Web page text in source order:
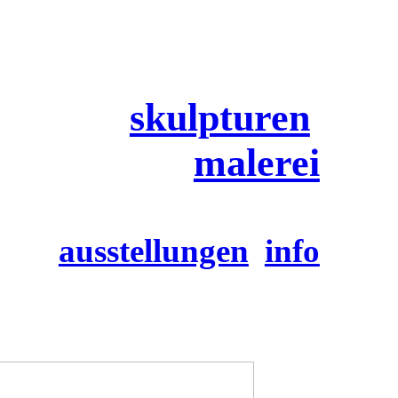
skulpturen
malerei
ausstellungen info